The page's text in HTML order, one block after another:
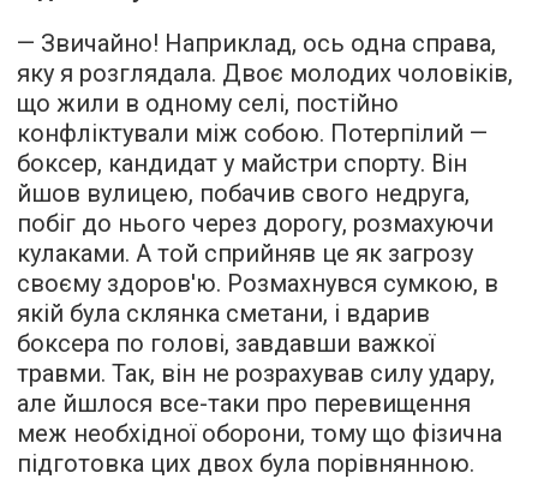
— Звичайно! Наприклад, ось одна справа,
яку я розглядала. Двоє молодих чоловіків,
що жили в одному селі, постійно
конфліктували між собою. Потерпілий —
боксер, кандидат у майстри спорту. Він
йшов вулицею, побачив свого недруга,
побіг до нього через дорогу, розмахуючи
кулаками. А той сприйняв це як загрозу
своєму здоров'ю. Розмахнувся сумкою, в
якій була склянка сметани, і вдарив
боксера по голові, завдавши важкої
травми. Так, він не розрахував силу удару,
але йшлося все-таки про перевищення
меж необхідної оборони, тому що фізична
підготовка цих двох була порівнянною.